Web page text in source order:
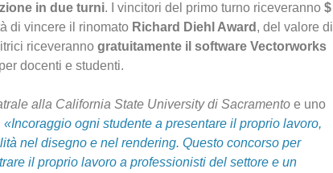
in due turni. I vincitori del primo turno riceveranno $
di vincere il rinomato Richard Diehl Award , del valore di
riceveranno gratuitamente il software Vectorworks
docenti e studenti.
alla California State University di Sacramento e uno
«Incoraggio ogni studente a presentare il proprio lavoro,
nel disegno e nel rendering. Questo concorso per
il proprio lavoro a professionisti del settore e un